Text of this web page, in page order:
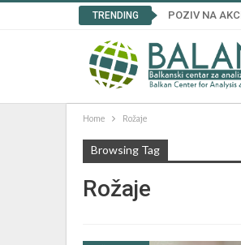
TRENDING POZIV NA
Home Rožaje
Browsing Tag
Rožaje